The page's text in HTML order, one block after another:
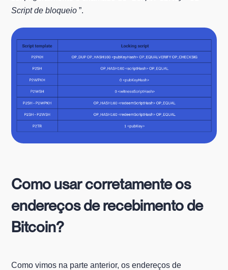
Script de bloqueio ”.
Como usar corretamente os
endereços de recebimento de
Bitcoin?
Como vimos na parte anterior, os endereços de